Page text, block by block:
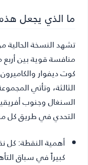
ما الذي يجعل
منافسة قوية بين
كوت ديفوار
الثالثة، وتأتي
السنغال وجنوب
التحدي في طريق كل
أهمية النقطة: كل
كبيراً في سباق